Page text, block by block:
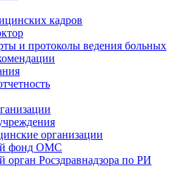
кадров
и протоколы ведения больных
организации
фонд ОМС
орган Росздравнадзора по РИ